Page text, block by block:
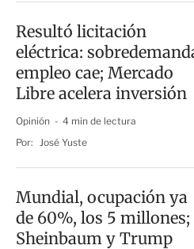
Resultó licitación
eléctrica:
empleo cae; Mercado
Libre acelera inversión
Opinión
4 min de lectura
Por: José Yuste
Mundial, ocupación ya
de 60%, los 5 millones;
Sheinbaum y Trump